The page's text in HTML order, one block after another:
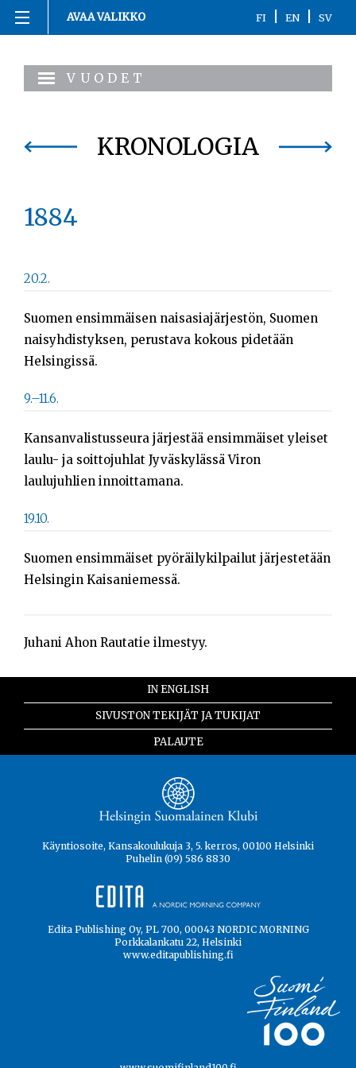
sisältöön
AVAA VALIKKO FI EN| SV
1863-1916
Henkilöt
VUODET
KRONOLOGIA
1884
20.2.
Suomen ensimmäisen naisasiajärjestön, Suomen
naisyhdistyksen, perustava kokous pidetään
Helsingissä.
9.–11.6.
Kansanvalistusseura järjestää ensimmäiset yleiset
laulu- ja soittojuhlat Jyväskylässä Viron
laulujuhlien innoittamana.
19.10.
Suomen ensimmäiset pyöräilykilpailut järjestetään
Helsingin Kaisaniemessä.
Juhani Ahon Rautatie ilmestyy.
IN ENGLISH
SIVUSTON TEKIJÄT JA TUKIJAT
PALAUTE
Käyntiosoite, Kansakoulukuja 3, 5. kerros, 00100 Helsinki
Puhelin (09) 586 8830
Edita Publishing Oy, PL 700, 00043 NORDIC MORNING
Porkkalankatu 22, Helsinki
www.editapublishing.fi